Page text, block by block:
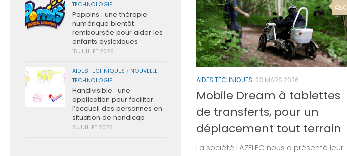
0
AIDES TECHNIQUES 23 MARS 2026
Mobile Dream à tablettes
de transferts, pour un
déplacement tout terrain
La société LAZELEC nous a présenté leur
TECHNOLOGIE
Poppins : une thérapie
numérique bientôt
remboursée pour aider les
enfants dyslexiques
15 JUILLET 2026
AIDES TECHNIQUES / NOUVELLE
TECHNOLOGIE
Handivisible : une
application pour faciliter
l’accueil des personnes en
situation de handicap
8 JUILLET 2026